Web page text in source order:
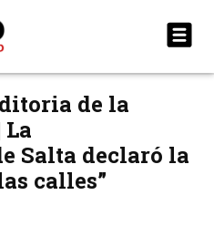
de la
Salta declaró la
calles”